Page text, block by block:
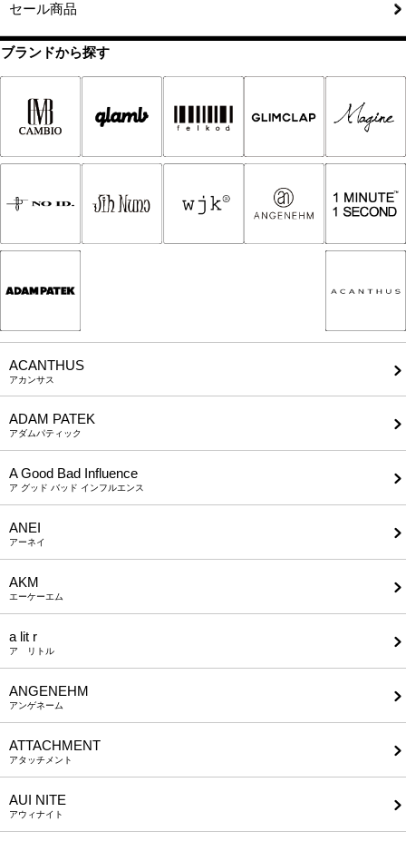
セール商品
ブランドから探す
ACANTHUS
アカンサス
ADAM PATEK
アダムパティック
A Good Bad Influence
ア グッド バッド インフルエンス
ANEI
アーネイ
AKM
エーケーエム
a lit r
ア リトル
ANGENEHM
アンゲネーム
ATTACHMENT
アタッチメント
AUI NITE
アウィナイト